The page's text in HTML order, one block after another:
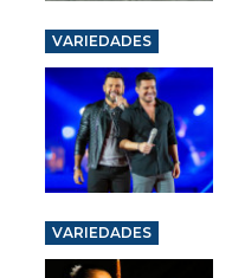
VARIEDADES
VARIEDADES